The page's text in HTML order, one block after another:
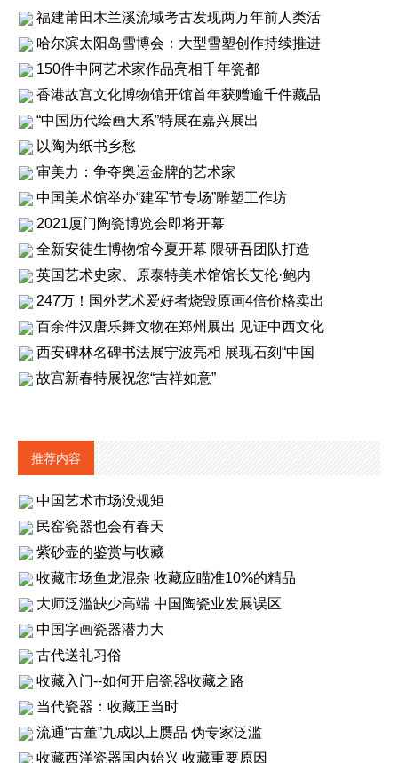
福建莆田木兰溪流域考古发现两万年前人类活
哈尔滨太阳岛雪博会：大型雪塑创作持续推进
150件中阿艺术家作品亮相千年瓷都
香港故宫文化博物馆开馆首年获赠逾千件藏品
“中国历代绘画大系”特展在嘉兴展出
以陶为纸书乡愁
审美力：争夺奥运金牌的艺术家
中国美术馆举办“建军节专场”雕塑工作坊
2021厦门陶瓷博览会即将开幕
全新安徒生博物馆今夏开幕 隈研吾团队打造
英国艺术史家、原泰特美术馆馆长艾伦·鲍内
247万！国外艺术爱好者烧毁原画4倍价格卖出
百余件汉唐乐舞文物在郑州展出 见证中西文化
西安碑林名碑书法展宁波亮相 展现石刻“中国
故宫新春特展祝您“吉祥如意”
推荐内容
中国艺术市场没规矩
民窑瓷器也会有春天
紫砂壶的鉴赏与收藏
收藏市场鱼龙混杂 收藏应瞄准10%的精品
大师泛滥缺少高端 中国陶瓷业发展误区
中国字画瓷器潜力大
古代送礼习俗
收藏入门--如何开启瓷器收藏之路
当代瓷器：收藏正当时
流通“古董”九成以上赝品 伪专家泛滥
收藏西洋瓷器国内始兴 收藏重要原因